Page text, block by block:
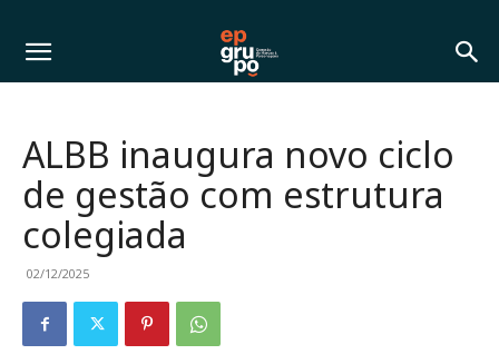
ALBB inaugura novo ciclo
de gestão com estrutura
colegiada
02/12/2025